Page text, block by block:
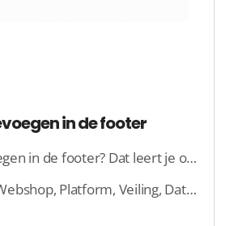
in de footer
Pagina's toevoegen in de footer? Dat leert je op deze pagina
Website, Webshop, Platform, Veiling, Dating